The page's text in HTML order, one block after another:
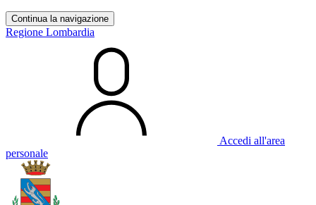
Continua la navigazione
Regione Lombardia
Accedi all'area
personale